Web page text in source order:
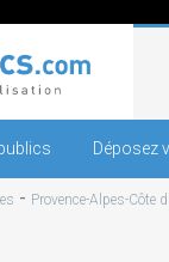
Déposez
- Provence-Alpes-Côte